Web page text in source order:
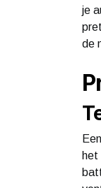
je
de
het